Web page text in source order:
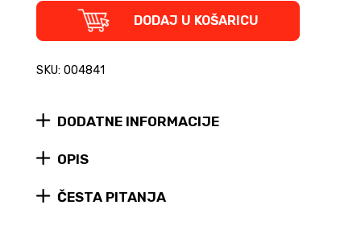
Funko
Rocks
Liam
figura
quantity
DODAJ U KOŠARICU
SKU: 004841
DODATNE INFORMACIJE
OPIS
ČESTA PITANJA